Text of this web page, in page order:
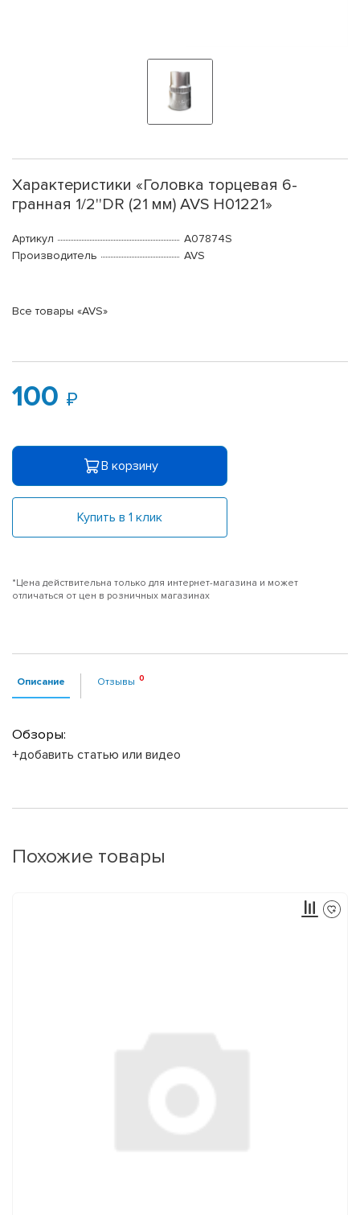
Характеристики «Головка торцевая 6-
гранная 1/2''DR (21 мм) AVS H01221»
Артикул
A07874S
Производитель
AVS
Все товары «AVS»
100
В корзину
Купить в 1 клик
*Цена действительна только для интернет-магазина и может
отличаться от цен в розничных магазинах
Описание Отзывы
Обзоры:
+добавить статью или видео
Похожие товары